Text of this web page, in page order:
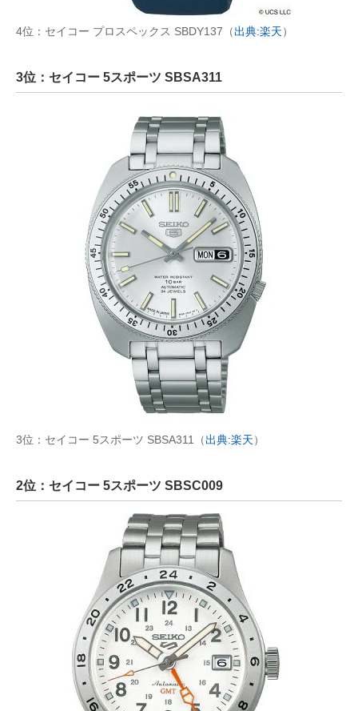
4位：セイコー プロスペックス SBDY137（出典:楽天）
3位：セイコー 5スポーツ SBSA311
3位：セイコー 5スポーツ SBSA311（出典:楽天）
2位：セイコー 5スポーツ SBSC009